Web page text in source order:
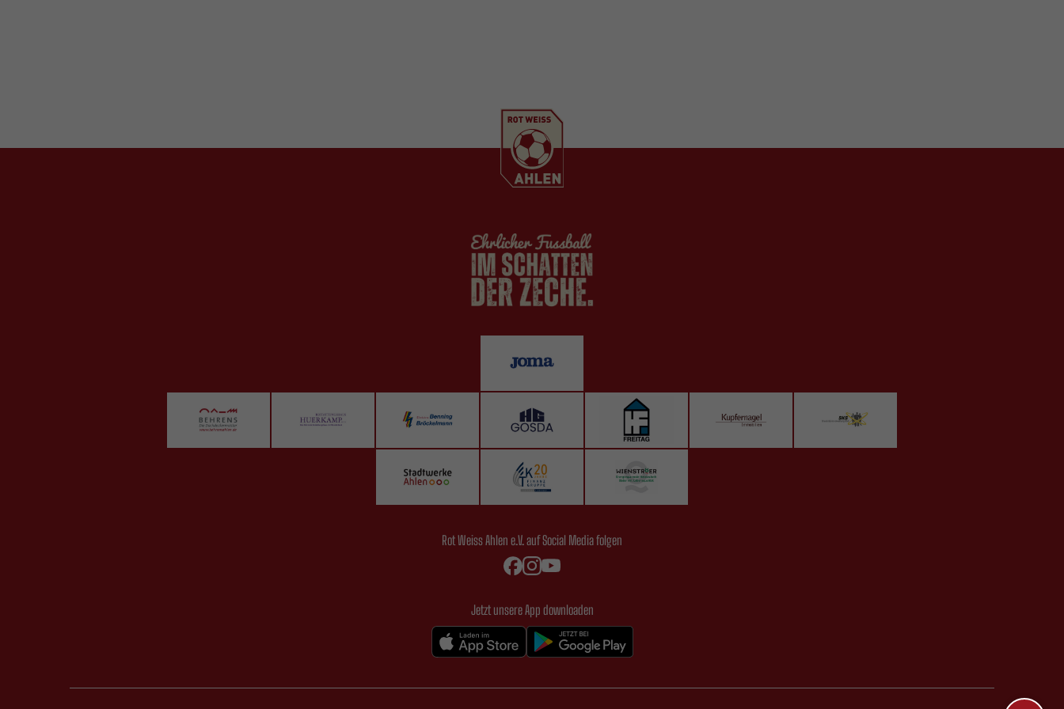
Rot Weiss Ahlen e.V. auf Social Media folgen
Jetzt unsere App downloaden